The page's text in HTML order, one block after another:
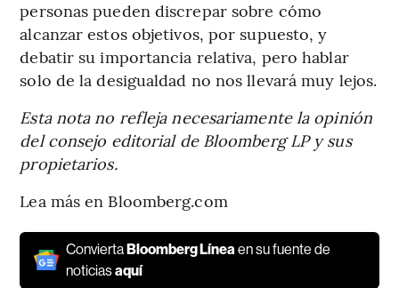
personas pueden discrepar sobre cómo
alcanzar estos objetivos, por supuesto, y
debatir su importancia relativa, pero hablar
solo de la desigualdad no nos llevará muy lejos.
Esta nota no refleja necesariamente la opinión
del consejo editorial de Bloomberg LP y sus
propietarios.
Lea más en Bloomberg.com
ConviertaBloomberg Línea en su fuente de
noticiasaquí